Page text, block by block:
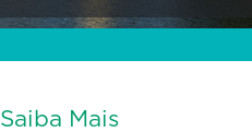
Saiba Mais